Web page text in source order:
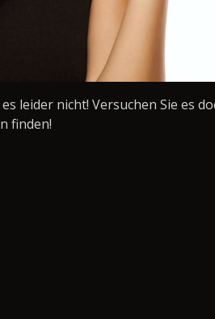
leider nicht! Versuchen Sie es
finden!